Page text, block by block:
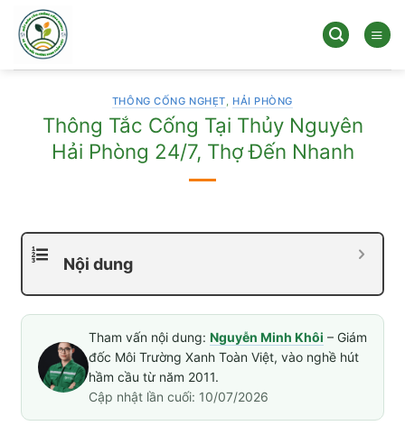
qua
dung
THÔNG CỐNG NGHẸT, HẢI PHÒNG
Thông Tắc Cống Tại Thủy Nguyên
Hải Phòng 24/7, Thợ Đến Nhanh
Nội dung
Tham vấn nội dung: Nguyễn Minh Khôi – Giám
đốc Môi Trường Xanh Toàn Việt, vào nghề hút
hầm cầu từ năm 2011.
Cập nhật lần cuối: 10/07/2026